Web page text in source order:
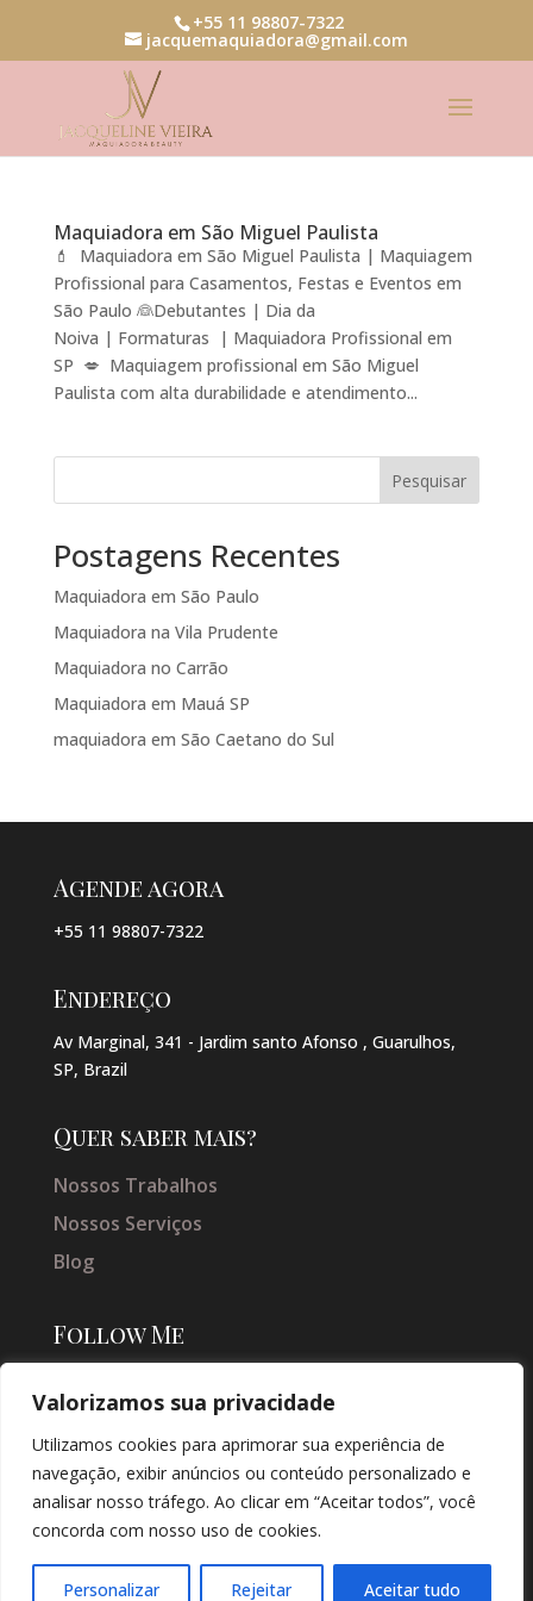
Valorizamos sua privacidade
Utilizamos cookies para aprimorar sua experiência de
navegação, exibir anúncios ou conteúdo personalizado e
analisar nosso tráfego. Ao clicar em “Aceitar todos”, você
concorda com nosso uso de cookies.
Personalizar Rejeitar Aceitar tudo
+55 11 98807-7322
jacquemaquiadora@gmail.com
Maquiadora em São Miguel Paulista
💄 Maquiadora em São Miguel Paulista | Maquiagem
Profissional para Casamentos, Festas e Eventos em
São Paulo 👰Debutantes | Dia da
Noiva | Formaturas | Maquiadora Profissional em
SP 💋 Maquiagem profissional em São Miguel
Paulista com alta durabilidade e atendimento...
Pesquisar
Postagens Recentes
Maquiadora em São Paulo
Maquiadora na Vila Prudente
Maquiadora no Carrão
Maquiadora em Mauá SP
maquiadora em São Caetano do Sul
Agende agora
+55 11 98807-7322
Endereço
Av Marginal, 341 - Jardim santo Afonso , Guarulhos,
SP, Brazil
Quer saber mais?
Nossos Trabalhos
Nossos Serviços
Blog
Follow Me
SOLUÇÕES DIGITAIS |
CRIAÇÃO DE SITES